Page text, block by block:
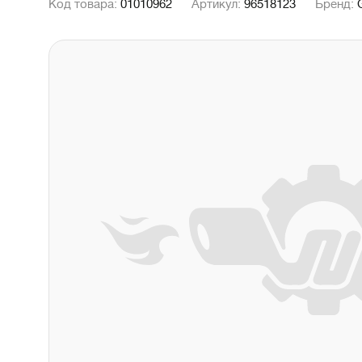
Код товара: 01010962 Артикул: 96518123 Бренд: